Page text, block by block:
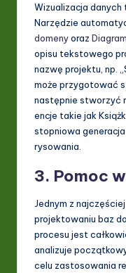
Wizualizacja danych
Narzędzie
domenyoraz
opisu tekstowego
nazwę projektu, np.
może przygotować
następnie stworzyć
encje takie jak
stopniowa
rysowania.
3. Pomoc
Jednym z
projektowaniu baz
procesu jest
analizuje
celu zastosowania